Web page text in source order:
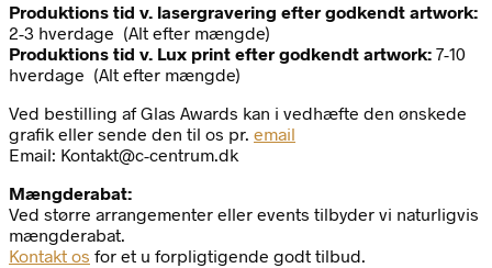
Produktions tid v. lasergravering efter godkendt artwork:
2-3 hverdage (Alt efter mængde)
Produktions tid v. Lux print efter godkendt artwork: 7-10
hverdage (Alt efter mængde)
Ved bestilling af Glas Awards kan i vedhæfte den ønskede
grafik eller sende den til os pr. email
Email: Kontakt@c-centrum.dk
Mængderabat:
Ved større arrangementer eller events tilbyder vi naturligvis
mængderabat.
Kontakt os for et u forpligtigende godt tilbud.